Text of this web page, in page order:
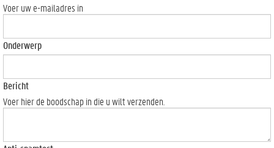
Voer uw e-mailadres in
Onderwerp
Bericht
Voer hier de boodschap in die u wilt verzenden.